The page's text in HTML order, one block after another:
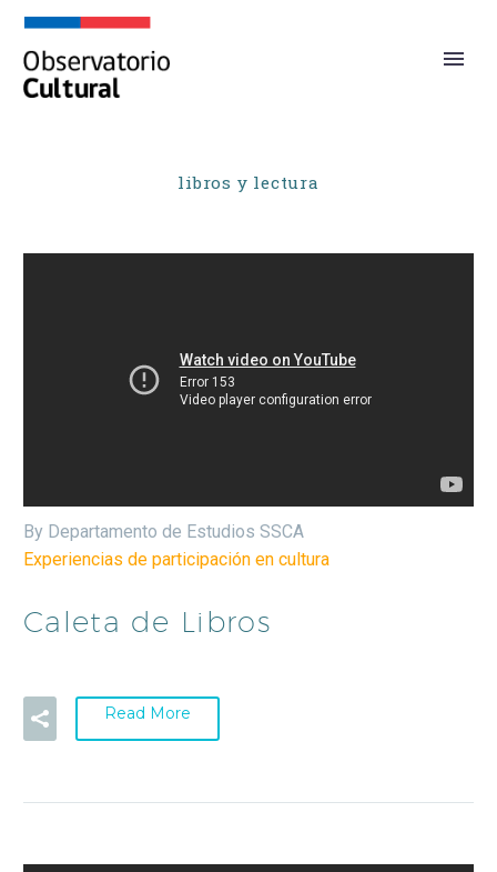
libros y lectura
By Departamento de Estudios SSCA
Experiencias de participación en cultura
Caleta de Libros
Read More